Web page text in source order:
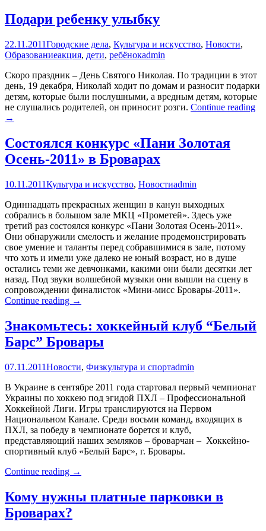
броварском
музее
Подари ребенку улыбку
22.11.2011Городские дела, Культура и искусство, Новости,
Образованиеакция, дети, ребёнокadmin
Скоро праздник – День Святого Николая. По традиции в этот
день, 19 декабря, Николай ходит по домам и разносит подарки
детям, которые были послушными, а вредным детям, которые
не слушались родителей, он приносит розги. Continue reading
→
Состоялся конкурс «Пани Золотая
Осень-2011» в Броварах
10.11.2011Культура и искусство, Новостиadmin
Одиннадцать прекрасных женщин в канун выходных
собрались в большом зале МКЦ «Прометей». Здесь уже
третий раз состоялся конкурс «Пани Золотая Осень-2011».
Они обнаружили смелость и желание продемонстрировать
свое умение и таланты перед собравшимися в зале, потому
что хоть и имели уже далеко не юный возраст, но в душе
остались теми же девчонками, какими они были десятки лет
назад. Под звуки волшебной музыки они вышли на сцену в
сопровождении финалисток «Мини-мисс Бровары-2011».
Continue reading Состоялся
Золотая
Осень-2011»
Броварах
→
Знакомьтесь: хоккейный клуб “Белый
Барс” Бровары
07.11.2011Новости, Физкультура и спортadmin
В Украине в сентябре 2011 года стартовал первый чемпионат
Украины по хоккею под эгидой ПХЛ – Профессиональной
Хоккейной Лиги. Игры транслируются на Первом
Национальном Канале. Среди восьми команд, входящих в
ПХЛ, за победу в чемпионате борется и клуб,
представляющий наших земляков – броварчан – Хоккейно-
спортивный клуб «Белый Барс», г. Бровары.
Continue reading Знакомьтесь:
“Белый
Барс”
→
Кому нужны платные парковки в
Броварах?